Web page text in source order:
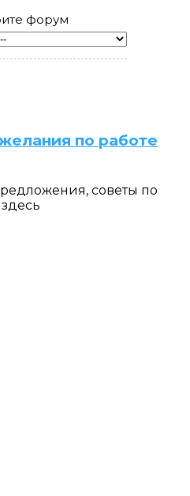
форум
по работе
советы по